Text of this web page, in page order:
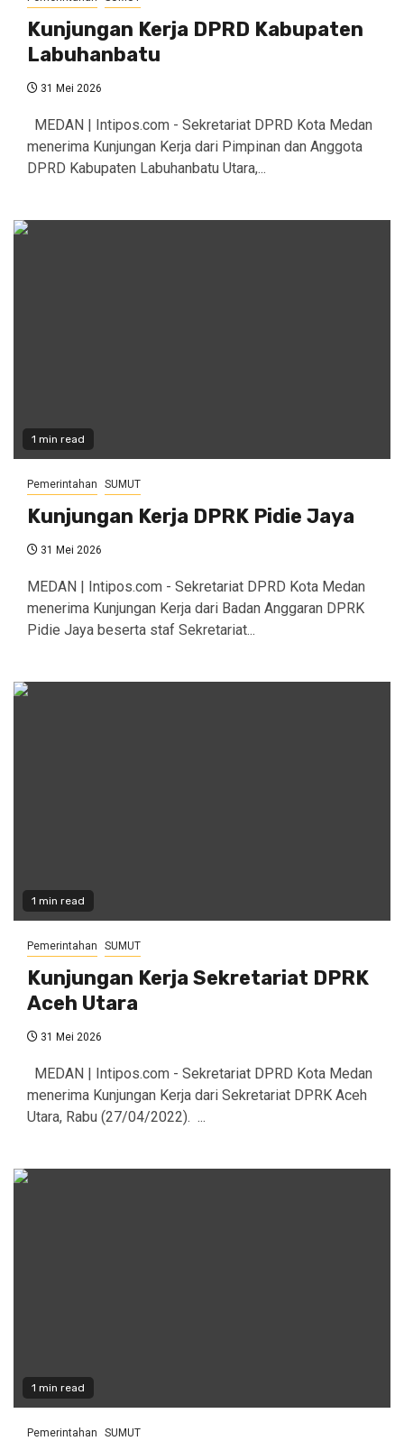
Kunjungan Kerja DPRD Kabupaten
Labuhanbatu
31 Mei 2026
MEDAN | Intipos.com - Sekretariat DPRD Kota Medan
menerima Kunjungan Kerja dari Pimpinan dan Anggota
DPRD Kabupaten Labuhanbatu Utara,...
1 min read
Pemerintahan SUMUT
Kunjungan Kerja DPRK Pidie Jaya
31 Mei 2026
MEDAN | Intipos.com - Sekretariat DPRD Kota Medan
menerima Kunjungan Kerja dari Badan Anggaran DPRK
Pidie Jaya beserta staf Sekretariat...
1 min read
Pemerintahan SUMUT
Kunjungan Kerja Sekretariat DPRK
Aceh Utara
31 Mei 2026
MEDAN | Intipos.com - Sekretariat DPRD Kota Medan
menerima Kunjungan Kerja dari Sekretariat DPRK Aceh
Utara, Rabu (27/04/2022). ...
1 min read
Pemerintahan SUMUT